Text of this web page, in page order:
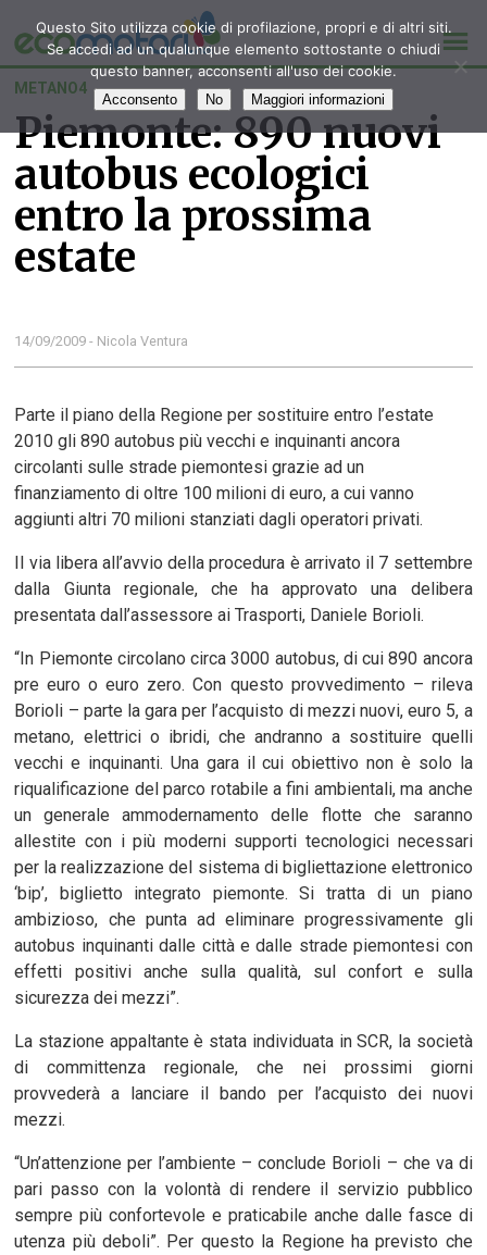
METANO4
Piemonte: 890 nuovi
autobus ecologici
entro la prossima
estate
14/09/2009 - Nicola Ventura
Parte il piano della Regione per sostituire entro l’estate
2010 gli 890 autobus più vecchi e inquinanti ancora
circolanti sulle strade piemontesi grazie ad un
finanziamento di oltre 100 milioni di euro, a cui vanno
aggiunti altri 70 milioni stanziati dagli operatori privati.
Il via libera all’avvio della procedura è arrivato il 7 settembre
dalla Giunta regionale, che ha approvato una delibera
presentata dall’assessore ai Trasporti, Daniele Borioli.
“In Piemonte circolano circa 3000 autobus, di cui 890 ancora
pre euro o euro zero. Con questo provvedimento – rileva
Borioli – parte la gara per l’acquisto di mezzi nuovi, euro 5, a
metano, elettrici o ibridi, che andranno a sostituire quelli
vecchi e inquinanti. Una gara il cui obiettivo non è solo la
riqualificazione del parco rotabile a fini ambientali, ma anche
un generale ammodernamento delle flotte che saranno
allestite con i più moderni supporti tecnologici necessari
per la realizzazione del sistema di bigliettazione elettronico
‘bip’, biglietto integrato piemonte. Si tratta di un piano
ambizioso, che punta ad eliminare progressivamente gli
autobus inquinanti dalle città e dalle strade piemontesi con
effetti positivi anche sulla qualità, sul confort e sulla
sicurezza dei mezzi”.
La stazione appaltante è stata individuata in SCR, la società
di committenza regionale, che nei prossimi giorni
provvederà a lanciare il bando per l’acquisto dei nuovi
mezzi.
“Un’attenzione per l’ambiente – conclude Borioli – che va di
pari passo con la volontà di rendere il servizio pubblico
sempre più confortevole e praticabile anche dalle fasce di
utenza più deboli”. Per questo la Regione ha previsto che
Questo Sito utilizza cookie di profilazione, propri e di altri siti.
Se accedi ad un qualunque elemento sottostante o chiudi
questo banner, acconsenti all'uso dei cookie.
Acconsento No Maggiori informazioni